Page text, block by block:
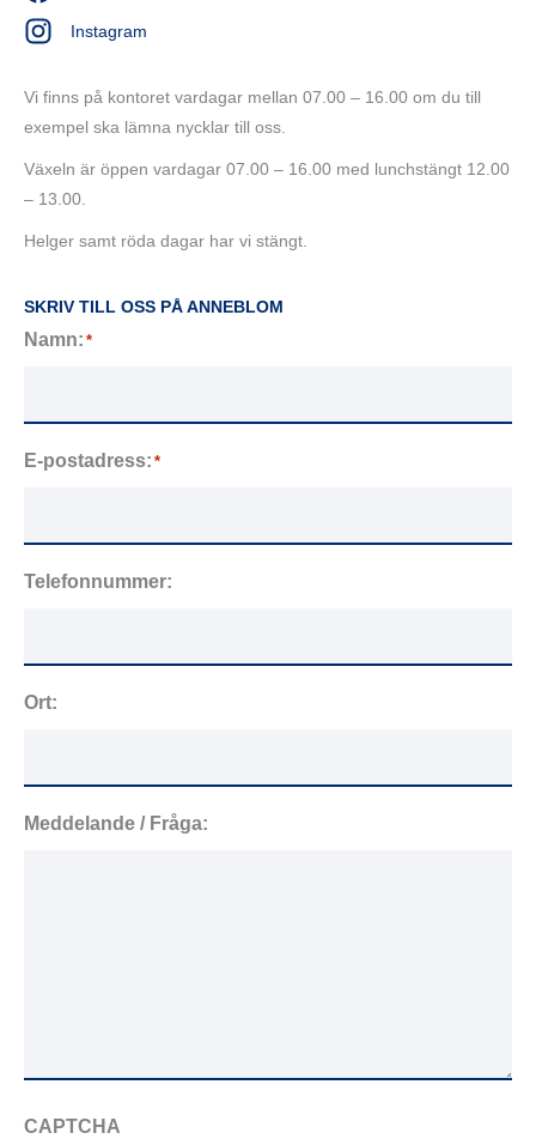
Instagram
Vi finns på kontoret vardagar mellan 07.00 – 16.00 om du till
exempel ska lämna nycklar till oss.
Växeln är öppen vardagar 07.00 – 16.00 med lunchstängt 12.00
– 13.00.
Helger samt röda dagar har vi stängt.
SKRIV TILL OSS PÅ ANNEBLOM
Namn: *
E-postadress: *
Telefonnummer:
Ort:
Meddelande / Fråga:
CAPTCHA